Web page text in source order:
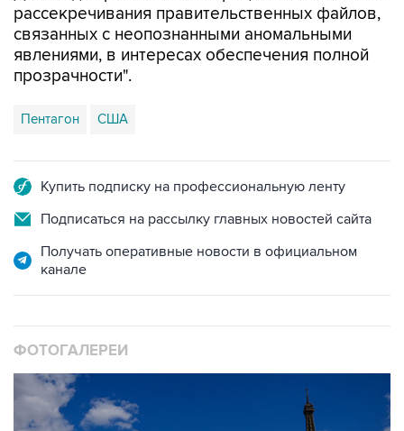
рассекречивания правительственных файлов,
связанных с неопознанными аномальными
явлениями, в интересах обеспечения полной
прозрачности".
Пентагон США
Купить подписку на профессиональную ленту
Подписаться на рассылку главных новостей сайта
Получать оперативные новости в официальном
канале
ФОТОГАЛЕРЕИ